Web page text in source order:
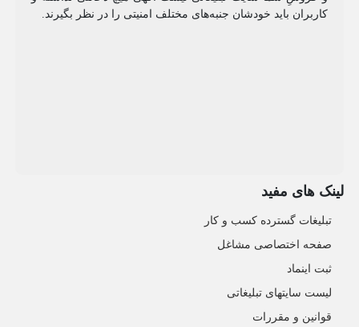
کاربران باید خودشان جنبه‌های مختلف امنیتی را در نظر بگیرند.
لینک های مفید
تبلیغات گسترده کسب و کار
صفحه اختصاصی مشاغل
ثبت اینماد
لیست سایتهای تبلیغاتی
قوانین و مقررات